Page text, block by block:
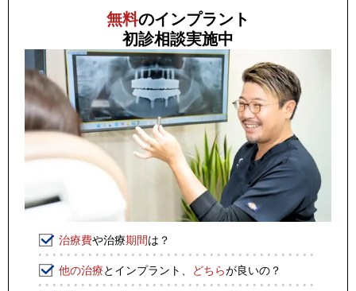
無料のインプラント
初診相談実施中
治療費や治療期間は？
他の治療とインプラント、 どちらが良いの？